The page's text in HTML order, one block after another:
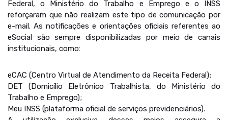
Federal, o Ministério do Trabalho e Emprego e o INSS
reforçaram que não realizam este tipo de comunicação por
e-mail. As notificações e orientações oficiais referentes ao
eSocial são sempre disponibilizadas por meio de canais
institucionais, como:
eCAC (Centro Virtual de Atendimento da Receita Federal);
DET (Domicílio Eletrônico Trabalhista, do Ministério do
Trabalho e Emprego);
Meu INSS (plataforma oficial de serviços previdenciários).